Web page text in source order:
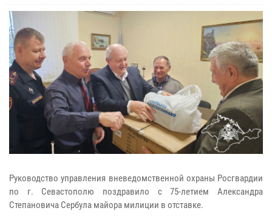
Руководство управления вневедомственной охраны Росгвардии
по г. Севастополю поздравило с 75-летием Александра
Степановича Сербула майора милиции в отставке.